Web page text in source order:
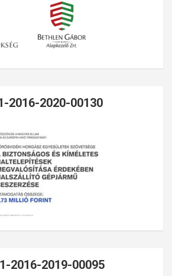
2016-2020-00130
2016-2019-00095